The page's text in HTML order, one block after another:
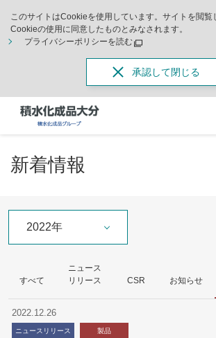
このサイトはCookieを使用しています。サイトを閲覧
Cookieの使用に同意したものとみなされます。
プライバシーポリシーを読む
承認して閉じる
新着情報
2022年
すべて
ニュース
リリース
CSR お知らせ
2022.12.26
ニュースリリース 製品